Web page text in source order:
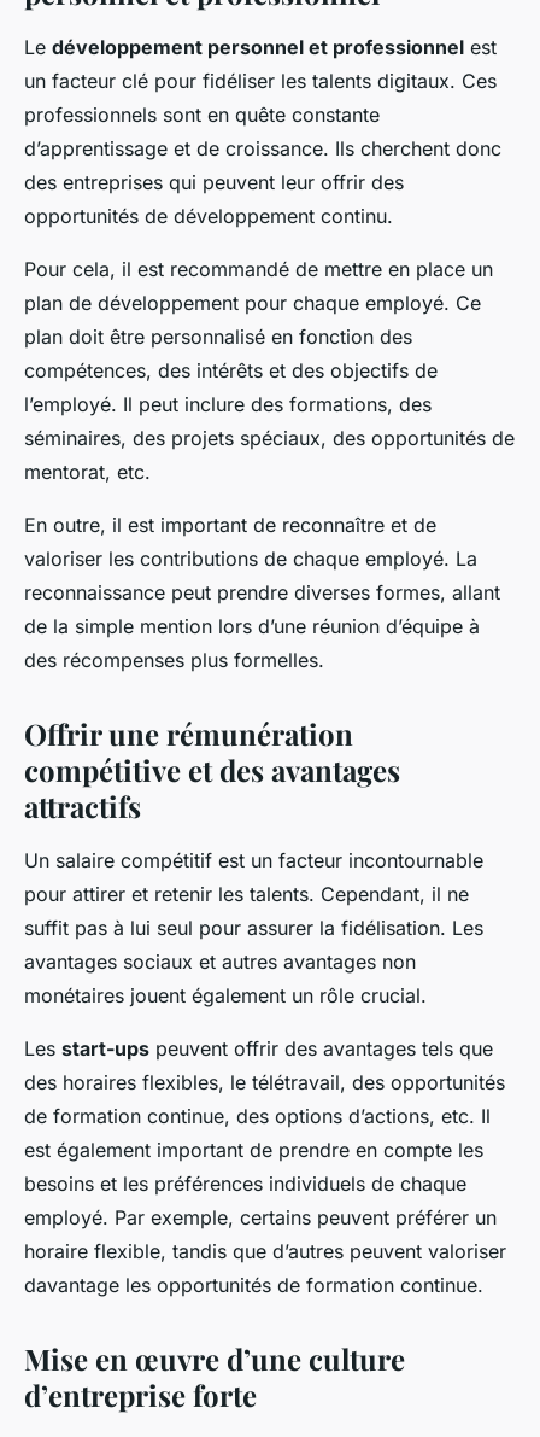
Le développement personnel et professionnel est
un facteur clé pour fidéliser les talents digitaux. Ces
professionnels sont en quête constante
d’apprentissage et de croissance. Ils cherchent donc
des entreprises qui peuvent leur offrir des
opportunités de développement continu.
Pour cela, il est recommandé de mettre en place un
plan de développement pour chaque employé. Ce
plan doit être personnalisé en fonction des
compétences, des intérêts et des objectifs de
l’employé. Il peut inclure des formations, des
séminaires, des projets spéciaux, des opportunités de
mentorat, etc.
En outre, il est important de reconnaître et de
valoriser les contributions de chaque employé. La
reconnaissance peut prendre diverses formes, allant
de la simple mention lors d’une réunion d’équipe à
des récompenses plus formelles.
Offrir une rémunération
compétitive et des avantages
attractifs
Un salaire compétitif est un facteur incontournable
pour attirer et retenir les talents. Cependant, il ne
suffit pas à lui seul pour assurer la fidélisation. Les
avantages sociaux et autres avantages non
monétaires jouent également un rôle crucial.
Les start-ups peuvent offrir des avantages tels que
des horaires flexibles, le télétravail, des opportunités
de formation continue, des options d’actions, etc. Il
est également important de prendre en compte les
besoins et les préférences individuels de chaque
employé. Par exemple, certains peuvent préférer un
horaire flexible, tandis que d’autres peuvent valoriser
davantage les opportunités de formation continue.
Mise en œuvre d’une culture
d’entreprise forte